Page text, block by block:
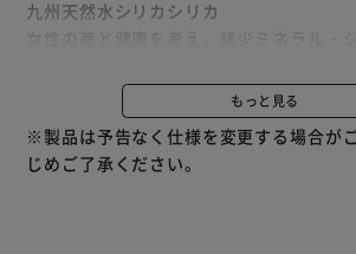
九州天然水シリカシリカ
水は透過性で選ぶ時代！
アクアポリン超透過性2.2倍！
バージョンアップしてリニューアル。
もっと見る
※製品は予告なく仕様を変更する場合が
じめご了承ください。